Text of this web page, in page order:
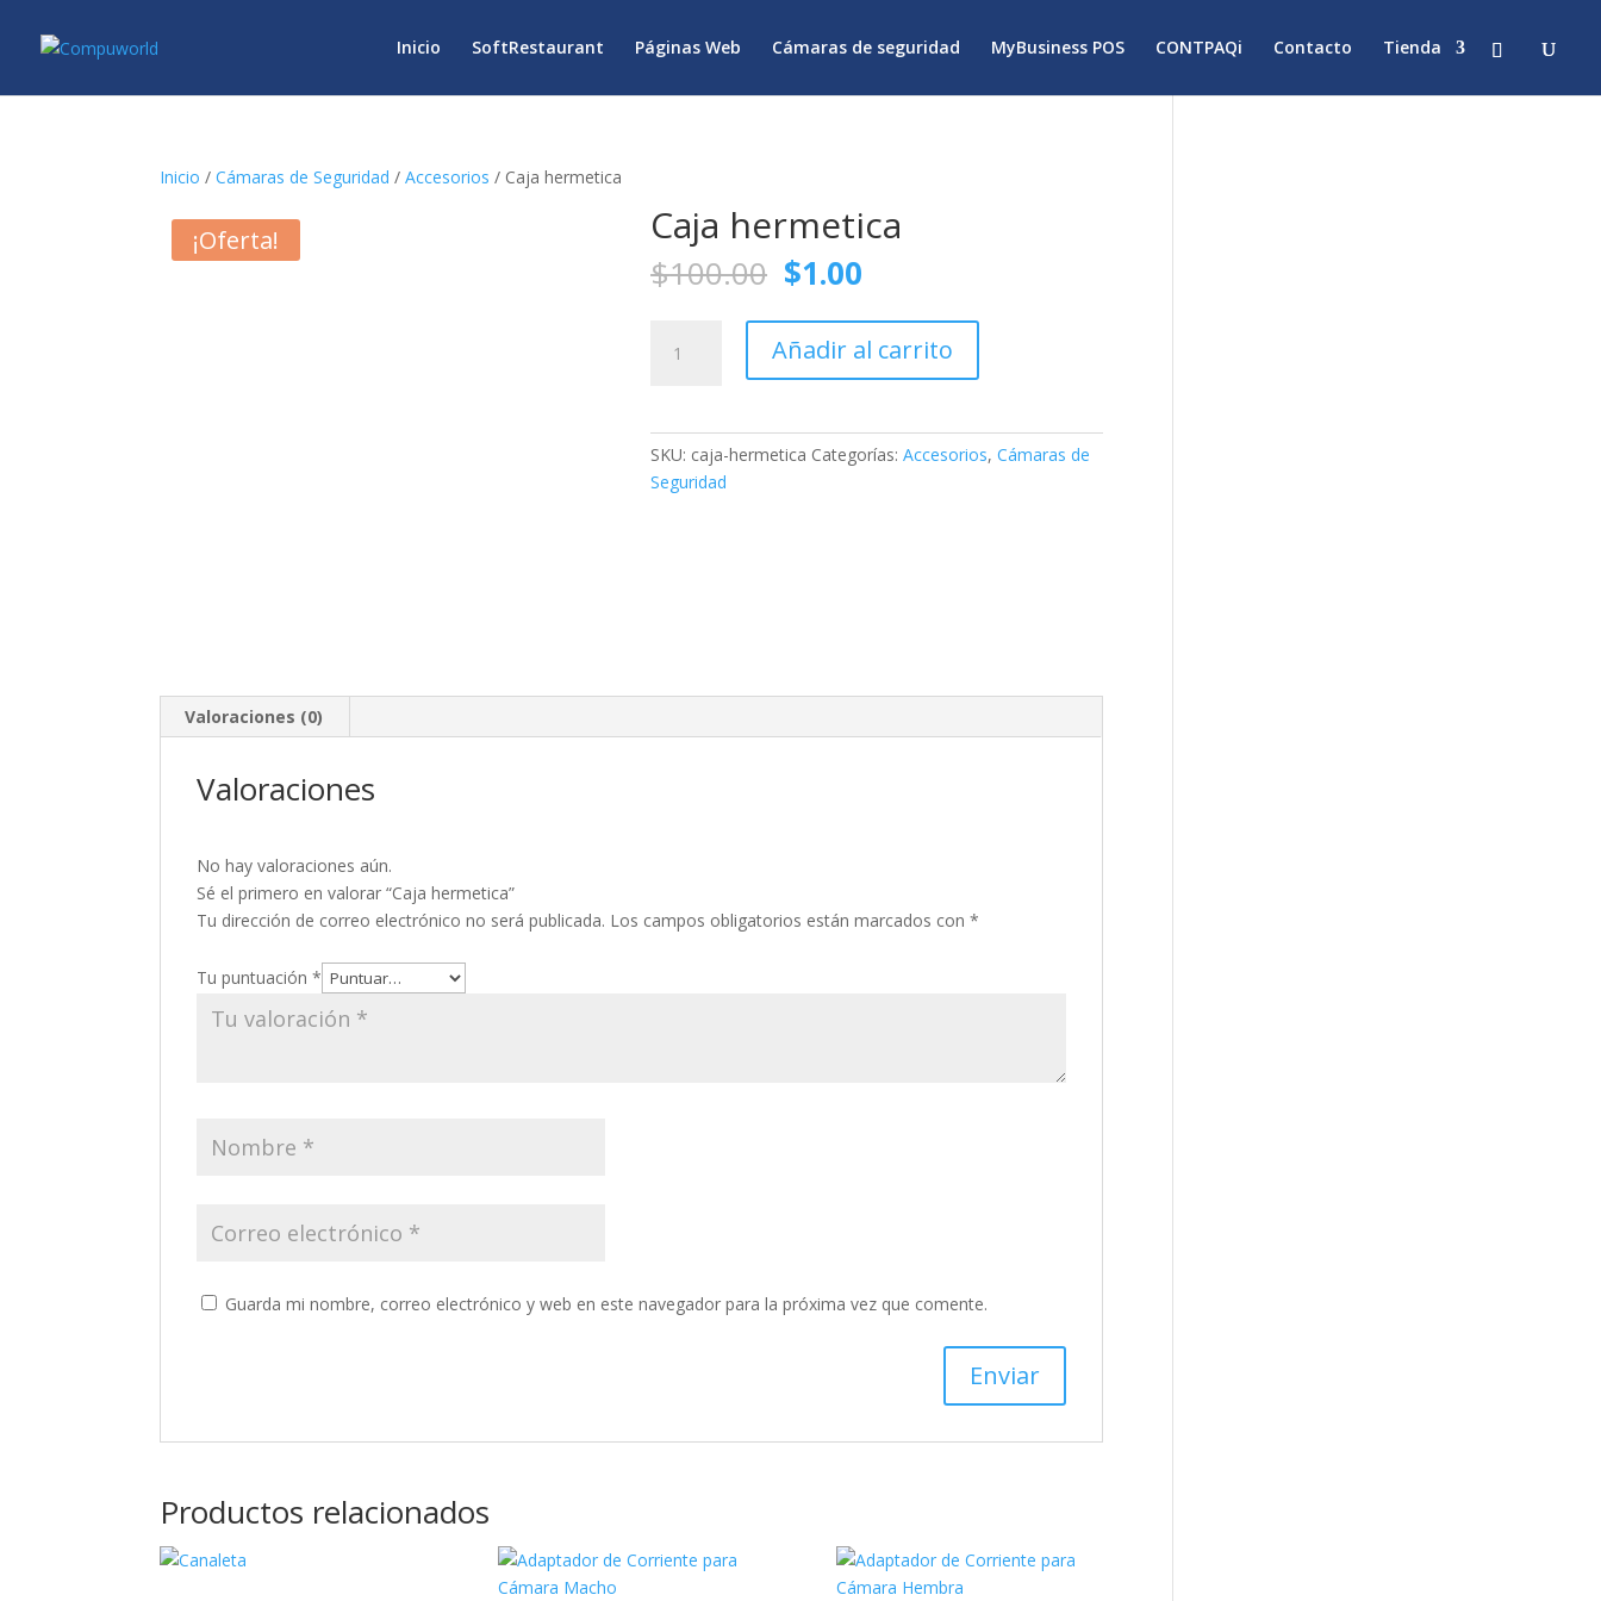
Inicio SoftRestaurant Páginas Web Cámaras de seguridad MyBusiness POS CONTPAQi Contacto Tienda
Inicio /Cámaras de Seguridad /Accesorios / Caja hermetica
¡Oferta! Caja hermetica
$100.00 El
precio
original
era:
$100.00.
$1.00
actual
es:
$1.00.
hermetica
Añadir al carrito
SKU: caja-hermetica Categorías:Accesorios,Cámaras de
Seguridad
Valoraciones (0)
Valoraciones
No hay valoraciones aún.
Sé el primero en valorar “Caja hermetica”
Tu dirección de correo electrónico no será publicada. Los campos obligatorios están marcados con*
Tu puntuación*
Guarda mi nombre, correo electrónico y web en este navegador para la próxima vez que comente.
Productos relacionados